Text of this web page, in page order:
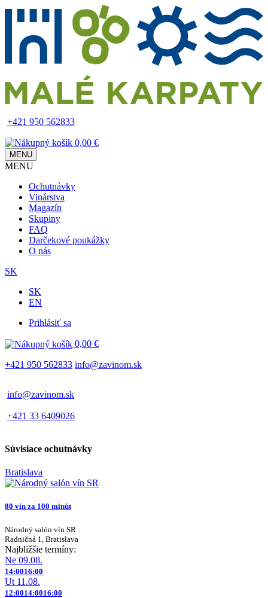
Skip
content
+421 950 562833
0,00 €
MENU
navigation
MENU
Ochutnávky
Vinárstva
Magazín
Skupiny
FAQ
Darčekové poukážky
O nás
SK
SK
EN
menu
Prihlásiť sa
0,00 €
+421 950 562833 info@zavinom.sk
info@zavinom.sk
+421 33 6409026
Súvisiace ochutnávky
Bratislava
80 vín za 100 minút
Národný salón vín SR
Radničná 1, Bratislava
Najbližšie termíny:
Ne 09.08.
14:0016:00
Ut 11.08.
12:0014:0016:00